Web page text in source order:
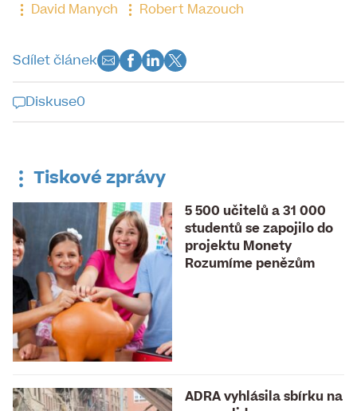
David Manych Robert Mazouch
Sdílet článek
Diskuse0
uzavřena
Tiskové zprávy
5 500 učitelů a 31 000
studentů se zapojilo do
projektu Monety
Rozumíme penězům
ADRA vyhlásila sbírku na